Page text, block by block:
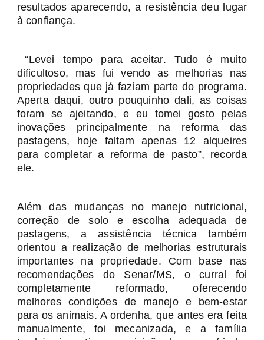
resultados aparecendo, a resistência deu lugar
à confiança.
“Levei tempo para aceitar. Tudo é muito
dificultoso, mas fui vendo as melhorias nas
propriedades que já faziam parte do programa.
Aperta daqui, outro pouquinho dali, as coisas
foram se ajeitando, e eu tomei gosto pelas
inovações principalmente na reforma das
pastagens, hoje faltam apenas 12 alqueires
para completar a reforma de pasto”, recorda
ele.
Além das mudanças no manejo nutricional,
correção de solo e escolha adequada de
pastagens, a assistência técnica também
orientou a realização de melhorias estruturais
importantes na propriedade. Com base nas
recomendações do Senar/MS, o curral foi
completamente reformado, oferecendo
melhores condições de manejo e bem-estar
para os animais. A ordenha, que antes era feita
manualmente, foi mecanizada, e a família